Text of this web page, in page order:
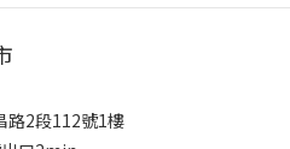
路2段112號1樓